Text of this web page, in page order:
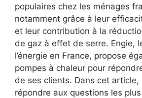
populaires chez les ménages
notamment grâce à leur
et leur contribution à la
de gaz à effet de serre. Engie,
l’énergie en France, propose
pompes à chaleur pour
de ses clients. Dans cet article,
répondre aux questions les